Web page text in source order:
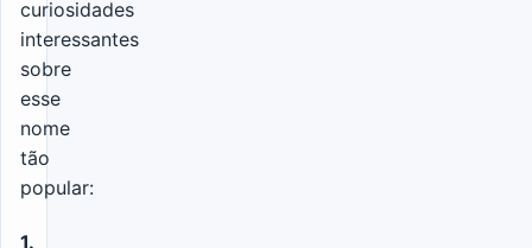
curiosidades
interessantes
sobre
esse
nome
tão
popular:
1.